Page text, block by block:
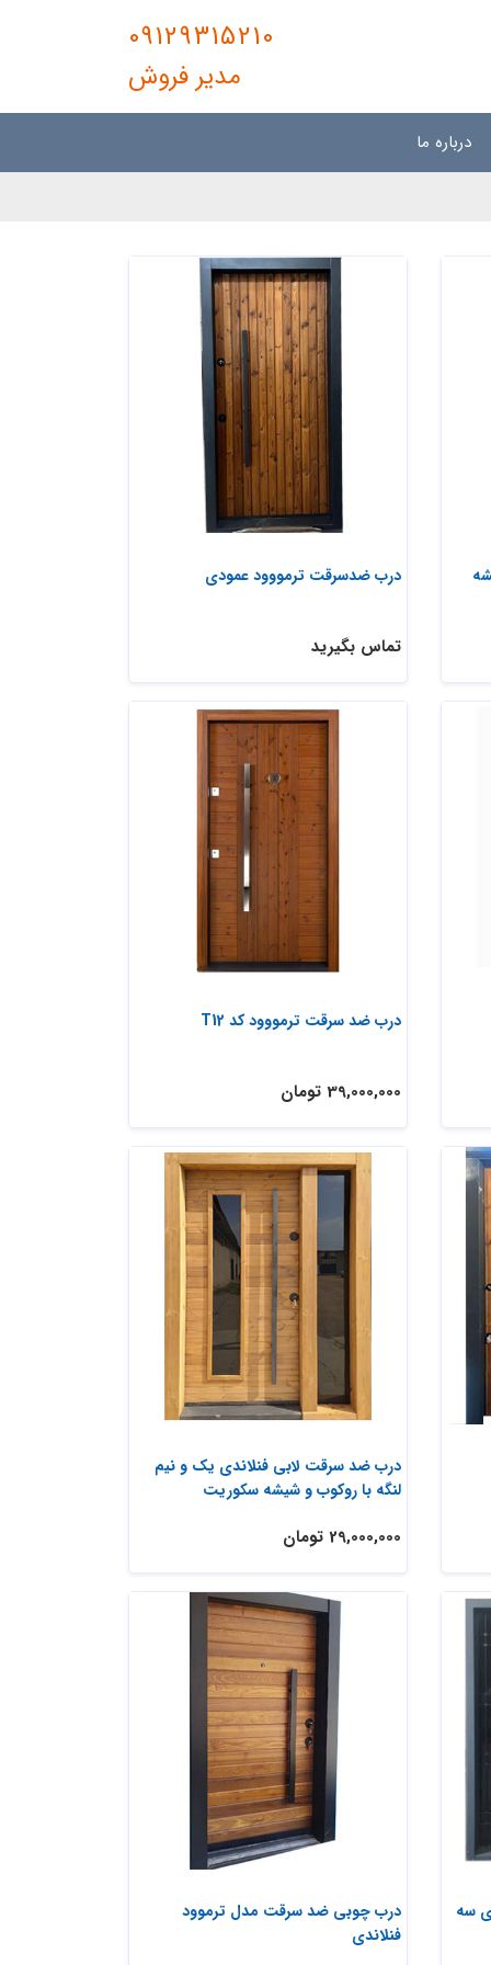
09129315210
مدیر فروش
درباره ما
درب ضدسرقت ترمووود عمودی
تماس بگیرید
درب ضد سرقت ترمووود کد T12
39,000,000 تومان
درب ضد سرقت لابی فنلاندی یک و نیم
لنگه با روکوب و شیشه سکوریت
29,000,000 تومان
سه
درب چوبی ضد سرقت مدل ترموود
فنلاندی